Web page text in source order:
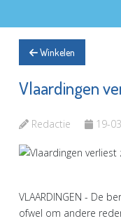
Winkelen
Vlaardingen
Redactie 19-
VLAARDINGEN - De
ofwel om andere